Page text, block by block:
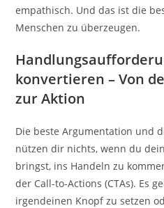
empathisch. Und das ist die
Menschen zu überzeugen.
konvertieren – Von
zur Aktion
Die beste Argumentation und
nützen dir nichts, wenn du
bringst, ins Handeln zu
der Call-to-Actions (CTAs). Es
irgendeinen Knopf zu setzen